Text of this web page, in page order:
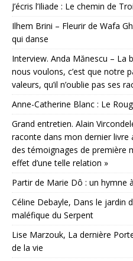
J’écris l’Iliade : Le chemin de
Ilhem Brini – Fleurir de Wafa
qui danse
Interview. Anda Mănescu – La
nous voulons, c’est que notre
valeurs, qu’il n’oublie pas ses
Anne-Catherine Blanc : Le
Grand entretien. Alain
raconte dans mon dernier livre
des témoignages de première
effet d’une telle relation »
Partir de Marie Dô : un hymne
Céline Debayle, Dans le jardin
maléfique du Serpent
Lise Marzouk, La dernière
de la vie